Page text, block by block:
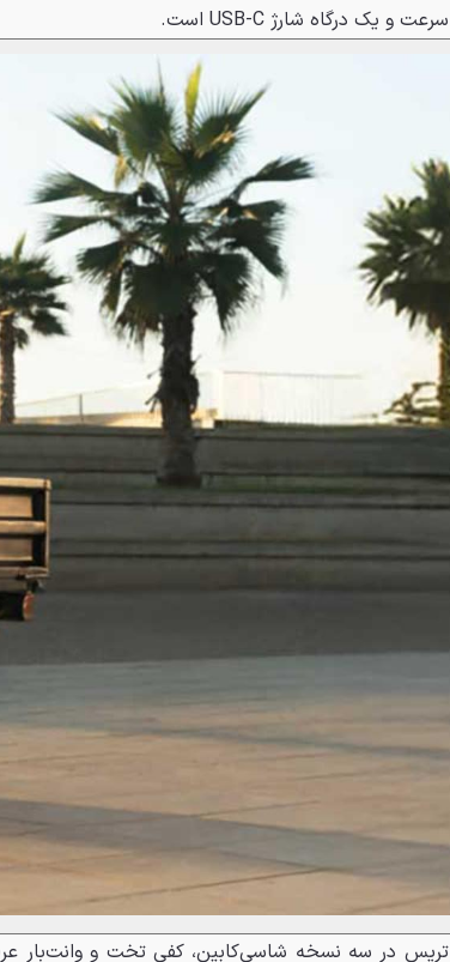
سرعت و یک درگاه شارژ USB-C است.
تریس در سه نسخه شاسی‌کابین، کفی تخت و وانت‌بار